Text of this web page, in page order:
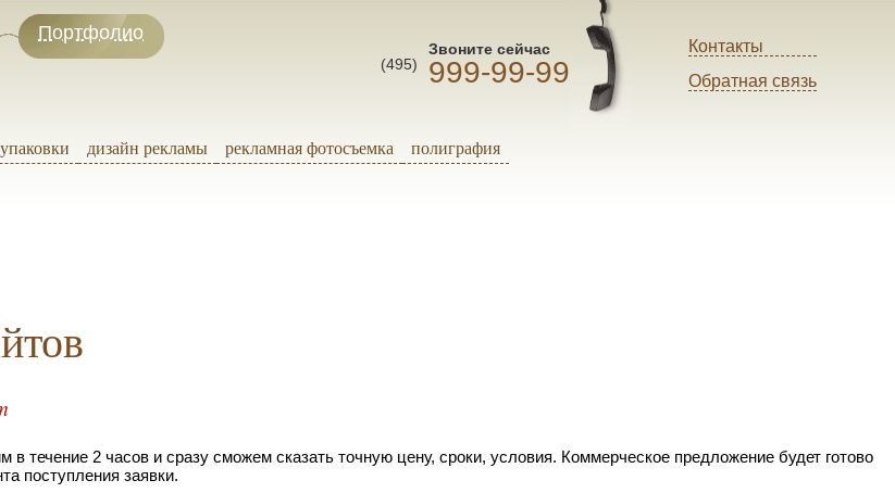
Портфолио
(495)
Звоните сейчас
999-99-99
Контакты
Обратная связь
дизайн рекламы рекламная фотосъемка полиграфия
в течение 2 часов и сразу сможем сказать точную цену, сроки, условия. Коммерческое предложение будет готово
поступления заявки.